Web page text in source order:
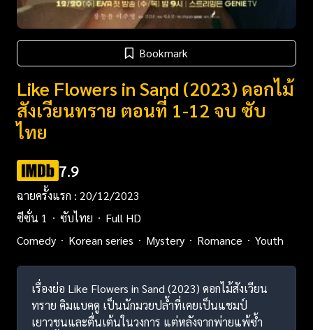
Bookmark
Like Flowers in Sand (2023) ดอกไม้
สังเวียนทราย ตอนที่ 1-12 จบ ซับ
ไทย
7.9
ฉายครั้งแรก : 20/12/2023
ซีซั่น 1
ซับไทย
Full HD
Comedy
Korean series Mystery Romance Youth
เรื่องย่อ Like Flowers in Sand (2023) ดอกไม้สังเวียน
ทราย คิมแบคดู เป็นนักมวยปล้ำที่เคยเป็นแชมป์
เยาวชนและตื่นเต้นในวงการ แต่หลังจากพ่ายแพ้ซ้ำ